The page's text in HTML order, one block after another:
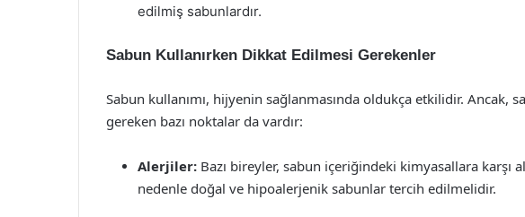
edilmiş sabunlardır.
Sabun Kullanırken Dikkat Edilmesi Gerekenler
Sabun kullanımı, hijyenin sağlanmasında oldukça etkilidir. Ancak,
gereken bazı noktalar da vardır:
Alerjiler: Bazı bireyler, sabun içeriğindeki kimyasallara karşı
nedenle doğal ve hipoalerjenik sabunlar tercih edilmelidir.